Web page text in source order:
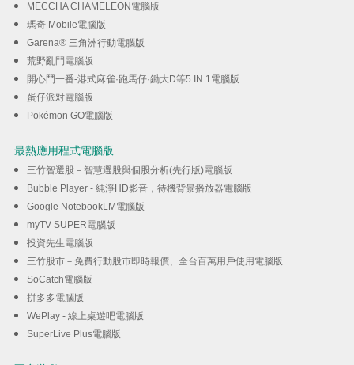
MECCHA CHAMELEON電腦版
瑪奇 Mobile電腦版
Garena® 三角洲行動電腦版
荒野亂鬥電腦版
開心鬥一番-港式麻雀·跑馬仔·鋤大D等5 IN 1電腦版
蛋仔派对電腦版
Pokémon GO電腦版
最熱應用程式電腦版
三竹智選股－智慧選股與個股分析(先行版)電腦版
Bubble Player - 純淨HD影音，待機背景播放器電腦版
Google NotebookLM電腦版
myTV SUPER電腦版
投資先生電腦版
三竹股市－免費行動股市即時報價、全台百萬用戶使用電腦版
SoCatch電腦版
拼多多電腦版
WePlay - 線上桌遊吧電腦版
SuperLive Plus電腦版